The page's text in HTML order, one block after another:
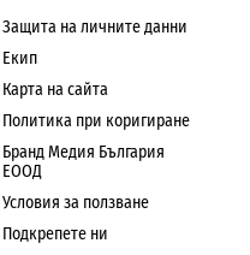
Защита на личните данни
Екип
Карта на сайта
Политика при коригиране
Бранд Медия България
ЕООД
Условия за ползване
Подкрепете ни